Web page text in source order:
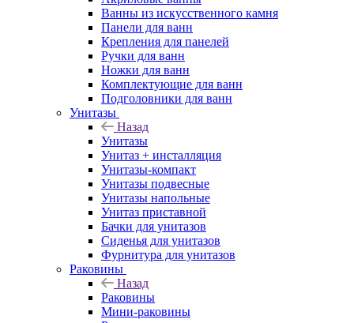
Ванны из искусственного камня
Панели для ванн
Крепления для панелей
Ручки для ванн
Ножки для ванн
Комплектующие для ванн
Подголовники для ванн
Унитазы
Назад
Унитазы
Унитаз + инсталляция
Унитазы-компакт
Унитазы подвесные
Унитазы напольные
Унитаз приставной
Бачки для унитазов
Сиденья для унитазов
Фурнитура для унитазов
Раковины
Назад
Раковины
Мини-раковины